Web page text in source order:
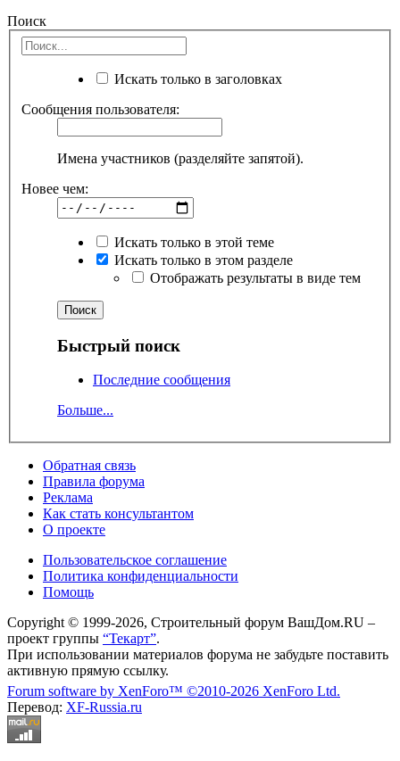
Поиск
Искать только в заголовках
Сообщения пользователя:
Имена участников (разделяйте запятой).
Новее чем:
Искать только в этой теме
Искать только в этом разделе
Отображать результаты в виде тем
Быстрый поиск
Последние сообщения
Больше...
Обратная связь
Правила форума
Реклама
Как стать консультантом
О проекте
Пользовательское соглашение
Политика конфиденциальности
Помощь
Copyright © 1999-2026, Строительный форум ВашДом.RU –
проект группы “Текарт”.
При использовании материалов форума не забудьте поставить
активную прямую ссылку.
Forum software by XenForo™ ©2010-2026 XenForo Ltd.
Перевод: XF-Russia.ru